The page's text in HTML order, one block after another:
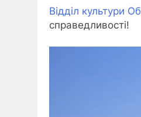
Відділ культури
справедливості!